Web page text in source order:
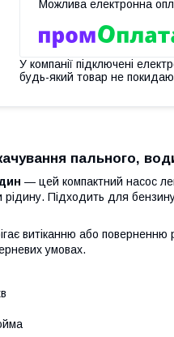
У компанії підключені
будь-який товар не
пального,
— цей компактний насос
Підходить для
витіканню або поверненню
умовах.